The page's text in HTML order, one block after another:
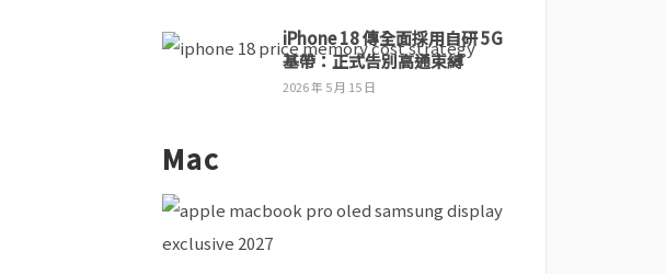
iPhone 18 傳全面採用自研 5G
基帶：正式告別高通束縛
2026 年 5 月 15 日
Mac